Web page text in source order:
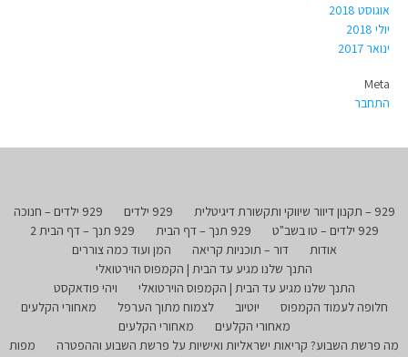
אוגוסט 2018
יולי 2018
ינואר 2017
Meta
התחבר
929 – תקנון דיוור שיווקי ותקשורת דיגיטלית 929 ילדים
929 ילדים – חנוכה
929 ילדים – טו בשב"ט
929 תנך – דף הבית
929 תנך – דף הבית 2
אודות
דור – תוכניות קריאה
המן ועוד כמה צוררים
התנך שלנו מגיע עד הבית | הקמפוס הוירטואלי
התנך שלנו מגיע עד הבית | הקמפוס הוירטואלי
ויהי פודאקסט
חלופה לעמוד הקמפוס
יוטיוב לצמוח מתוך הערפל
מאחורי הקלעים
מאחורי הקלעים
מאחורי הקלעים
מה פרשת השבוע? קריאות ישראליות ואישיות על פרשת השבוע וההפטרה
מפות